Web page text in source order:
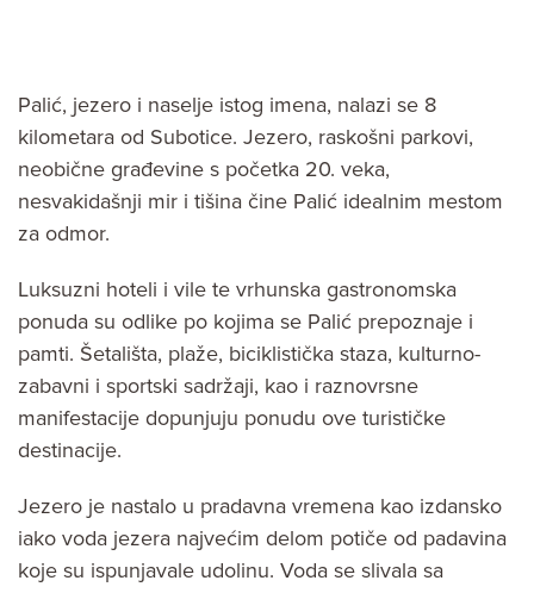
Palić, jezero i naselje istog imena, nalazi se 8
kilometara od Subotice. Jezero, raskošni parkovi,
neobične građevine s početka 20. veka,
nesvakidašnji mir i tišina čine Palić idealnim mestom
za odmor.
Luksuzni hoteli i vile te vrhunska gastronomska
ponuda su odlike po kojima se Palić prepoznaje i
pamti. Šetališta, plaže, biciklistička staza, kulturno-
zabavni i sportski sadržaji, kao i raznovrsne
manifestacije dopunjuju ponudu ove turističke
destinacije.
Jezero je nastalo u pradavna vremena kao izdansko
iako voda jezera najvećim delom potiče od padavina
koje su ispunjavale udolinu. Voda se slivala sa